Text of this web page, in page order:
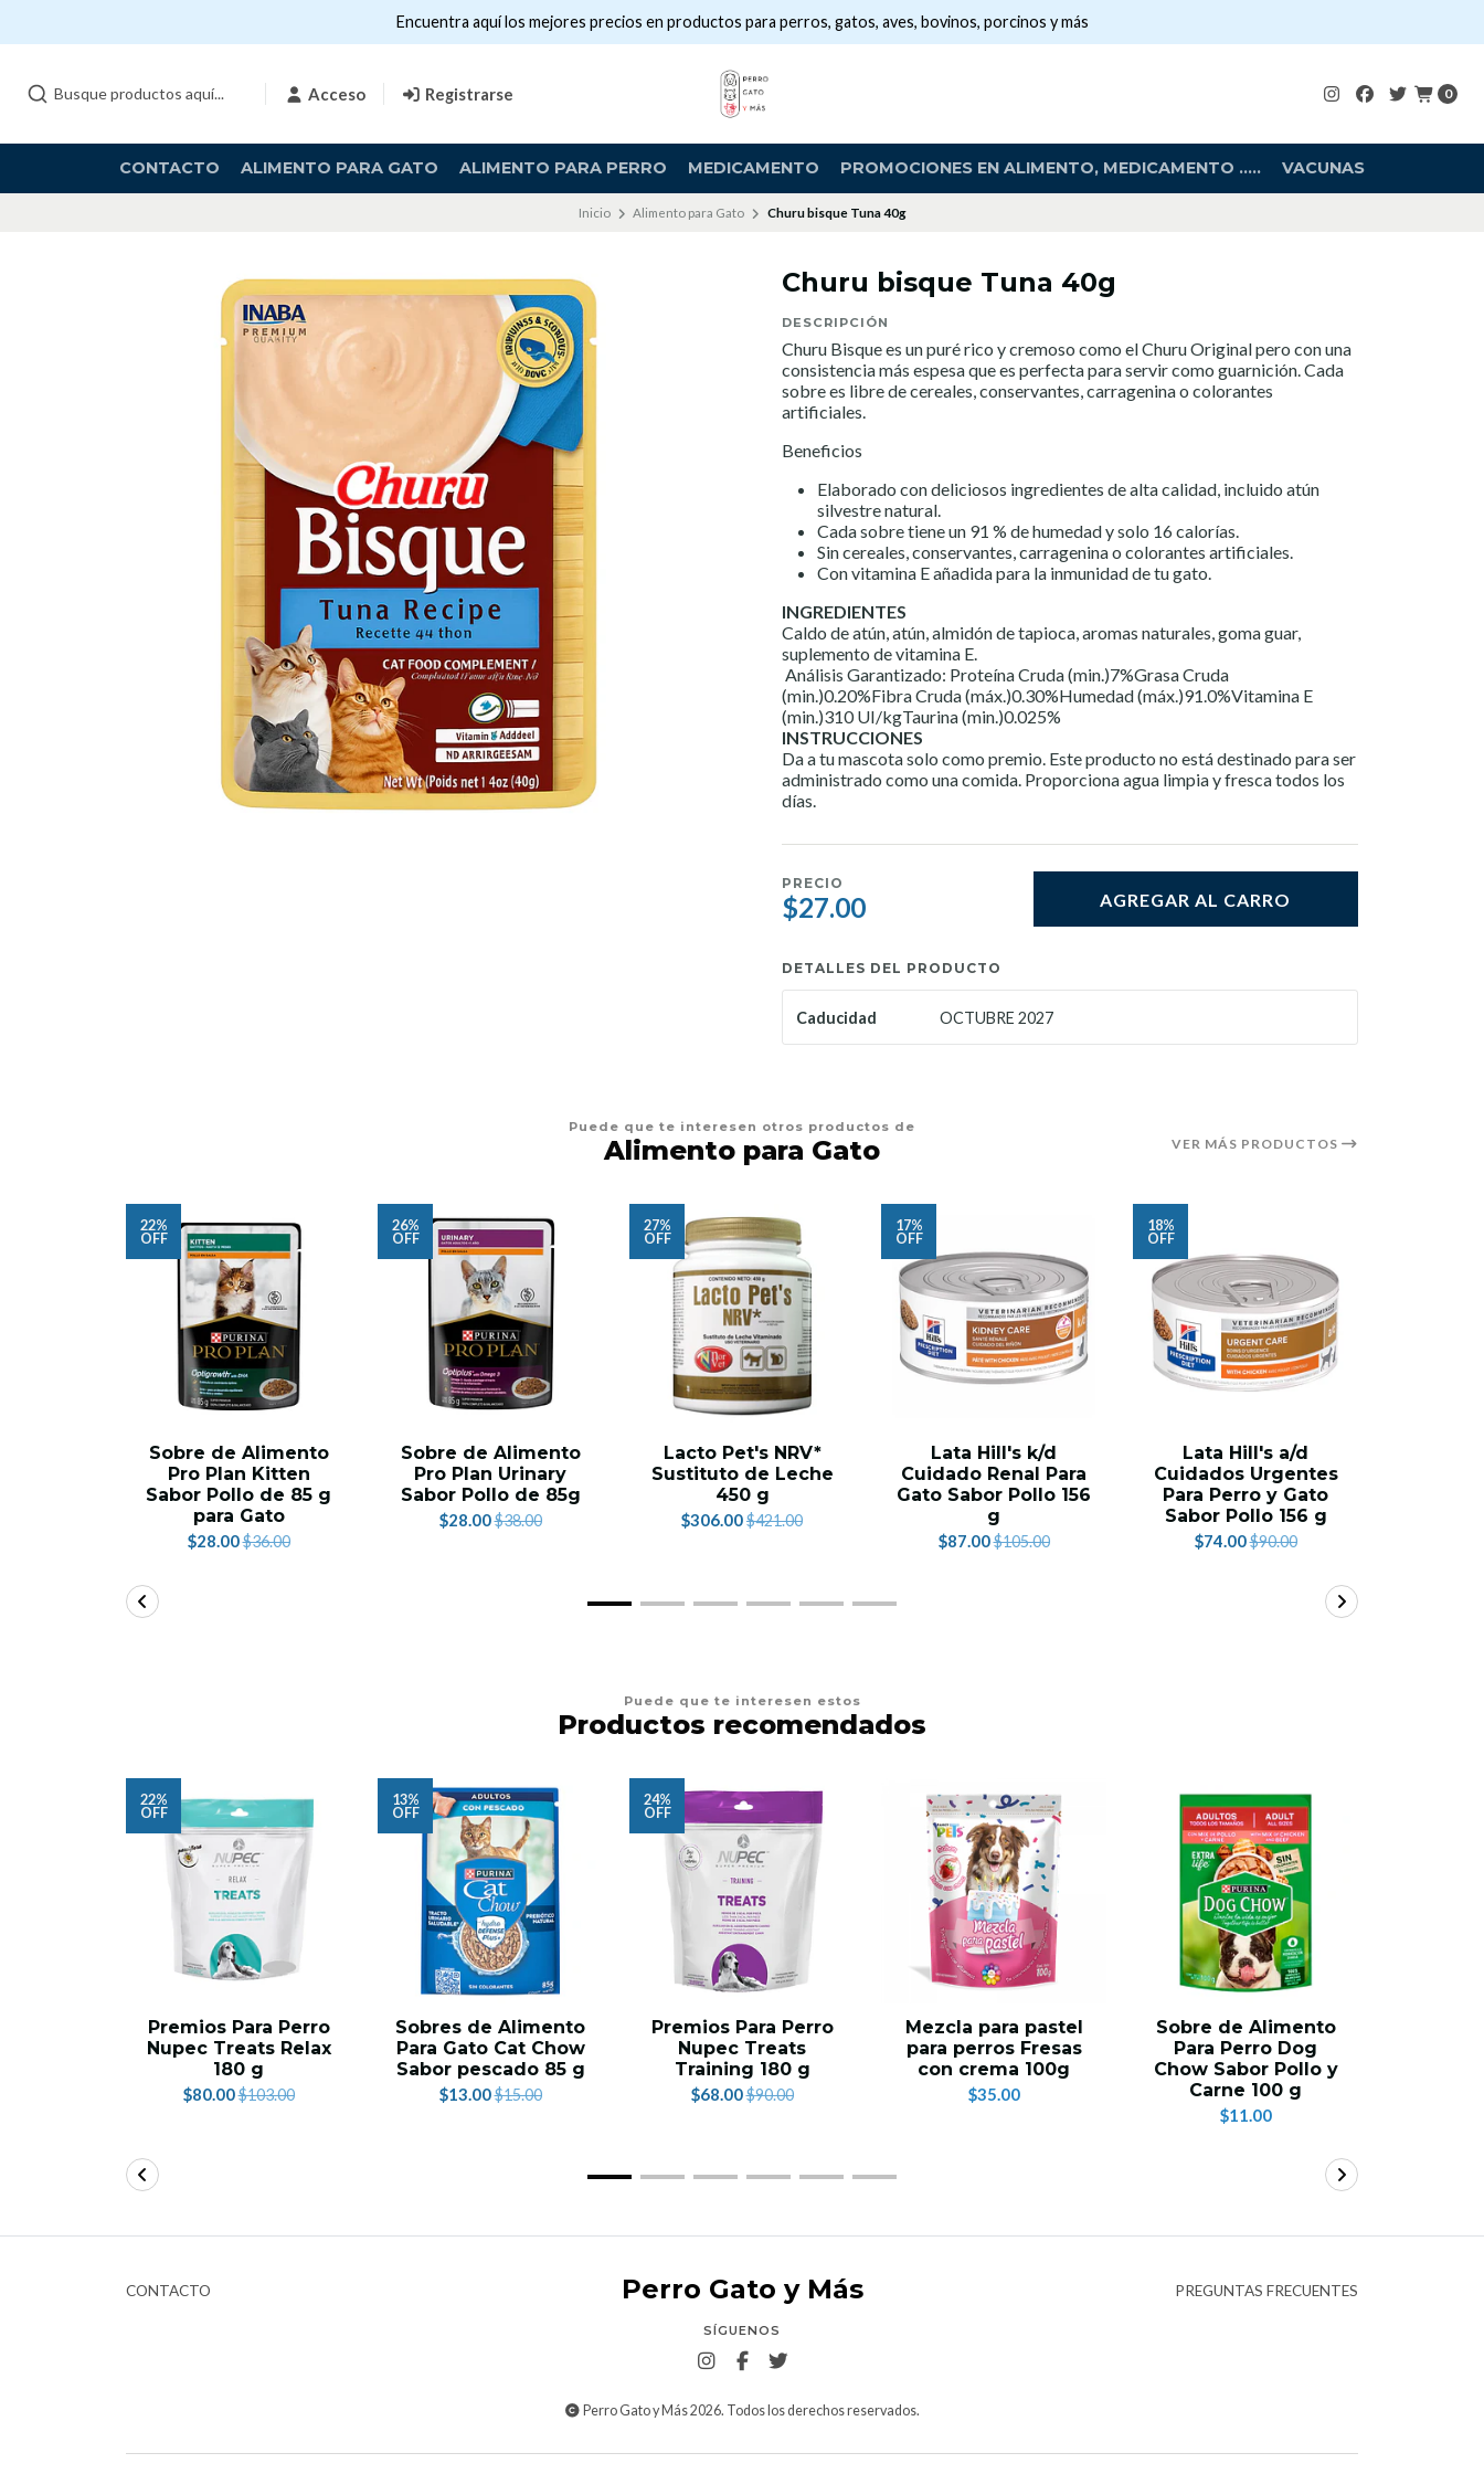
Acceso Registrarse 0
CONTACTO ALIMENTO PARA GATO ALIMENTO PARA PERRO MEDICAMENTO PROMOCIONES EN ALIMENTO, MEDICAMENTO ..... VACUNAS
Encuentra aquí los mejores precios en productos para perros, gatos, aves, bovinos, porcinos y más
Inicio Alimento para Gato Churu bisque Tuna 40g
Churu bisque Tuna 40g
DESCRIPCIÓN
Churu Bisque es un puré rico y cremoso como el Churu Original pero con una
consistencia más espesa que es perfecta para servir como guarnición. Cada
sobre es libre de cereales, conservantes, carragenina o colorantes
artificiales.
Beneficios
Elaborado con deliciosos ingredientes de alta calidad, incluido atún
silvestre natural.
Cada sobre tiene un 91 % de humedad y solo 16 calorías.
Sin cereales, conservantes, carragenina o colorantes artificiales.
Con vitamina E añadida para la inmunidad de tu gato.
INGREDIENTES
Caldo de atún, atún, almidón de tapioca, aromas naturales, goma guar,
suplemento de vitamina E.
Análisis Garantizado: Proteína Cruda (min.)7%Grasa Cruda
(min.)0.20%Fibra Cruda (máx.)0.30%Humedad (máx.)91.0%Vitamina E
(min.)310 UI/kgTaurina (min.)0.025%
INSTRUCCIONES
Da a tu mascota solo como premio. Este producto no está destinado para ser
administrado como una comida. Proporciona agua limpia y fresca todos los
días.
PRECIO
$27.00 AGREGAR AL CARRO
DETALLES DEL PRODUCTO
Caducidad OCTUBRE 2027
Puede que te interesen otros productos de
Alimento para Gato VER MÁS PRODUCTOS
22%
OFF
Sobre de Alimento
Pro Plan Kitten
Sabor Pollo de 85 g
para Gato
$28.00$36.00
26%
OFF
Sobre de Alimento
Pro Plan Urinary
Sabor Pollo de 85g
$28.00$38.00
27%
OFF
Lacto Pet's NRV*
Sustituto de Leche
450 g
$306.00$421.00
17%
OFF
Lata Hill's k/d
Cuidado Renal Para
Gato Sabor Pollo 156
g
$87.00$105.00
18%
OFF
Lata Hill's a/d
Cuidados Urgentes
Para Perro y Gato
Sabor Pollo 156 g
$74.00$90.00
Puede que te interesen estos
Productos recomendados
22%
OFF
Premios Para Perro
Nupec Treats Relax
180 g
$80.00$103.00
13%
OFF
Sobres de Alimento
Para Gato Cat Chow
Sabor pescado 85 g
$13.00$15.00
24%
OFF
Premios Para Perro
Nupec Treats
Training 180 g
$68.00$90.00
Mezcla para pastel
para perros Fresas
con crema 100g
$35.00
Sobre de Alimento
Para Perro Dog
Chow Sabor Pollo y
Carne 100 g
$11.00
Perro Gato y Más
SÍGUENOS
Perro Gato y Más 2026. Todos los derechos reservados.
CONTACTO PREGUNTAS FRECUENTES